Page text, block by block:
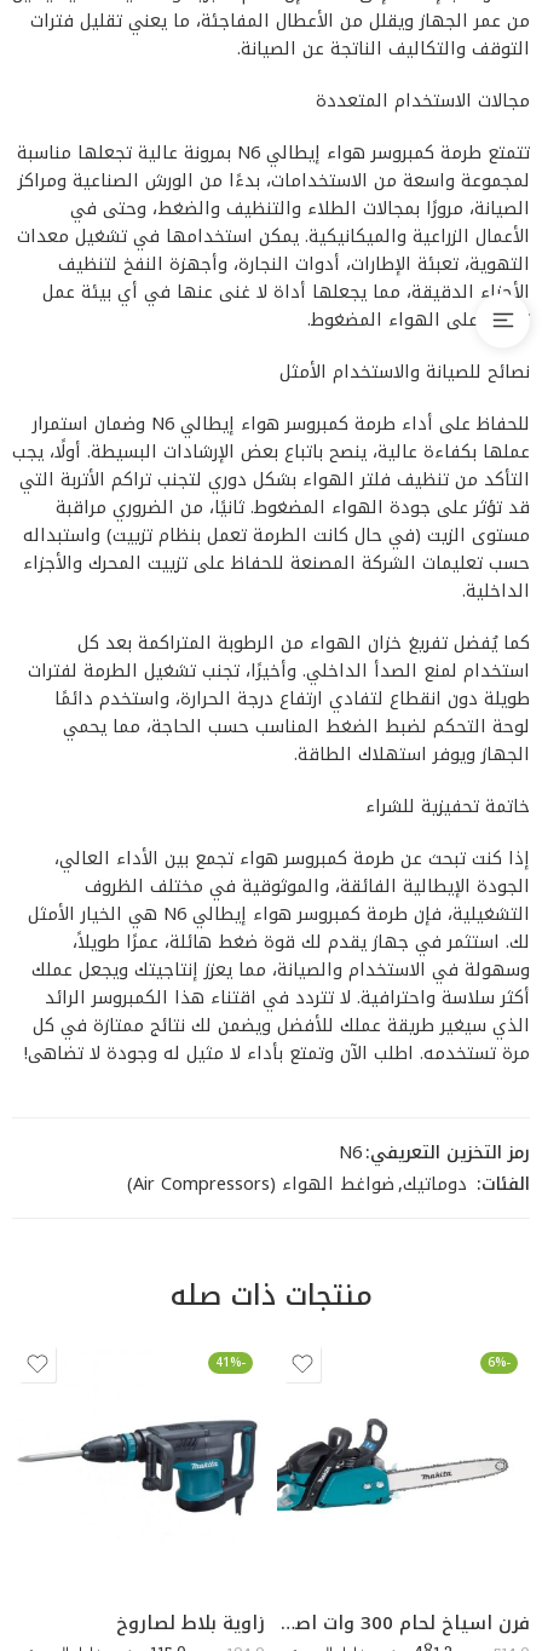
من عمر الجهاز ويقلل من الأعطال المفاجئة، ما يعني تقليل فترات
التوقف والتكاليف الناتجة عن الصيانة.
مجالات الاستخدام المتعددة
تتمتع طرمة كمبروسر هواء إيطالي N6 بمرونة عالية تجعلها مناسبة
لمجموعة واسعة من الاستخدامات، بدءًا من الورش الصناعية ومراكز
الصيانة، مرورًا بمجالات الطلاء والتنظيف والضغط، وحتى في
الأعمال الزراعية والميكانيكية. يمكن استخدامها في تشغيل معدات
التهوية، تعبئة الإطارات، أدوات النجارة، وأجهزة النفخ لتنظيف
الأجزاء الدقيقة، مما يجعلها أداة لا غنى عنها في أي بيئة عمل
تعتمد على الهواء المضغوط.
نصائح للصيانة والاستخدام الأمثل
للحفاظ على أداء طرمة كمبروسر هواء إيطالي N6 وضمان استمرار
عملها بكفاءة عالية، ينصح باتباع بعض الإرشادات البسيطة. أولًا، يجب
التأكد من تنظيف فلتر الهواء بشكل دوري لتجنب تراكم الأتربة التي
قد تؤثر على جودة الهواء المضغوط. ثانيًا، من الضروري مراقبة
مستوى الزيت (في حال كانت الطرمة تعمل بنظام تزييت) واستبداله
حسب تعليمات الشركة المصنعة للحفاظ على تزييت المحرك والأجزاء
الداخلية.
كما يُفضل تفريغ خزان الهواء من الرطوبة المتراكمة بعد كل
استخدام لمنع الصدأ الداخلي. وأخيرًا، تجنب تشغيل الطرمة لفترات
طويلة دون انقطاع لتفادي ارتفاع درجة الحرارة، واستخدم دائمًا
لوحة التحكم لضبط الضغط المناسب حسب الحاجة، مما يحمي
الجهاز ويوفر استهلاك الطاقة.
خاتمة تحفيزية للشراء
إذا كنت تبحث عن طرمة كمبروسر هواء تجمع بين الأداء العالي،
الجودة الإيطالية الفائقة، والموثوقية في مختلف الظروف
التشغيلية، فإن طرمة كمبروسر هواء إيطالي N6 هي الخيار الأمثل
لك. استثمر في جهاز يقدم لك قوة ضغط هائلة، عمرًا طويلاً،
وسهولة في الاستخدام والصيانة، مما يعزز إنتاجيتك ويجعل عملك
أكثر سلاسة واحترافية. لا تتردد في اقتناء هذا الكمبروسر الرائد
الذي سيغير طريقة عملك للأفضل ويضمن لك نتائج ممتازة في كل
مرة تستخدمه. اطلب الآن وتمتع بأداء لا مثيل له وجودة لا تضاهى!
رمز التخزين التعريفي:N6
الفئات: دوماتيك,ضواغط الهواء (Air Compressors)
منتجات ذات صله
-6%
فرن اسياخ لحام 300 وات اصفر امريكي
-41%
زاوية بلاط لصاروخ